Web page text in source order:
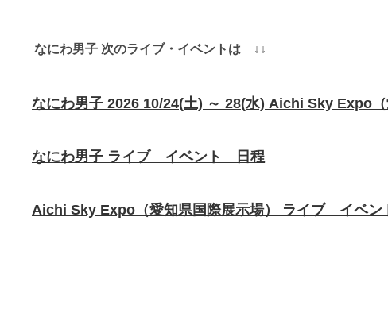
なにわ男子 次のライブ・イベントは ↓↓
なにわ男子 2026 10/24(土) ～ 28(水) Aichi Sky Expo（
なにわ男子 ライブ イベント 日程
Aichi Sky Expo（愛知県国際展示場） ライブ イベ